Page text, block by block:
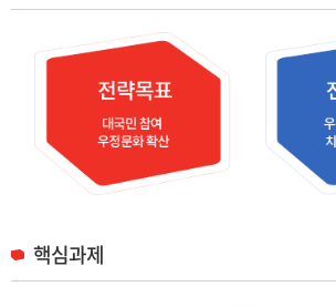
핵심과제